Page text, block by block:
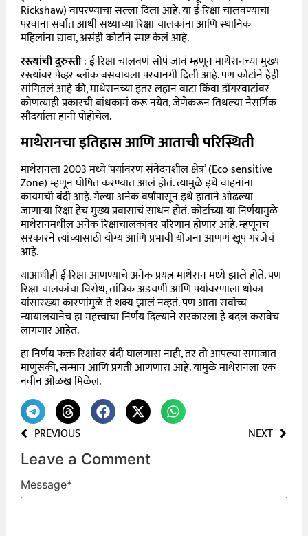
Rickshaw) वापरण्याचा सल्ला दिला आहे. या ई-रिक्षा चालवण्याचा
परवाना सर्वात आधी सध्याच्या रिक्षा चालकांना आणि स्थानिक
महिलांना द्यावा, असंही कोर्टाने स्पष्ट केलं आहे.
रस्त्यांची दुरुस्ती: ई-रिक्षा चालवणं सोपं जावं म्हणून माथेरानच्या मुख्य
रस्त्यांवर पेव्हर ब्लॉक बसवायला परवानगी दिली आहे. पण कोर्टाने हेही
सांगितलं आहे की, माथेरानच्या इतर लहान वाटा किंवा डोंगरवाटांवर
कोणत्याही प्रकारची बांधकामं करू नयेत, जेणेकरून तिथल्या नैसर्गिक
सौंदर्याला हानी पोहोचेल.
माथेरानचा इतिहास आणि आताची परिस्थिती
माथेरानला 2003 मध्ये ‘पर्यावरण संवेदनशील क्षेत्र’ (Eco-sensitive
Zone) म्हणून घोषित करण्यात आलं होतं. त्यामुळे इथे वाहनांना
कायमची बंदी आहे. गेल्या अनेक वर्षांपासून इथे हाताने ओढल्या
जाणाऱ्या रिक्षा हेच मुख्य प्रवासाचं साधन होतं. कोर्टाच्या या निर्णयामुळे
माथेरानमधील अनेक रिक्षाचालकांवर परिणाम होणार आहे. म्हणूनच
सरकारने त्यांच्यासाठी योग्य आणि प्रभावी योजना आणणं खूप गरजेचं
आहे.
याआधीही ई-रिक्षा आणण्याचे अनेक प्रयत्न माथेरान मध्ये झाले होते. पण
रिक्षा चालकांचा विरोध, तांत्रिक अडचणी आणि पर्यावरणाला धोका
यांसारख्या कारणांमुळे ते शक्य झालं नव्हतं. पण आता सर्वोच्च
न्यायालयानेच हा महत्त्वाचा निर्णय दिल्याने सरकारला हे बदल करावेच
लागणार आहेत.
हा निर्णय फक्त रिक्षांवर बंदी घालणारा नाही, तर तो आपल्या समाजात
माणुसकी, सन्मान आणि प्रगती आणणारा आहे. यामुळे माथेरानला एक
नवीन ओळख मिळेल.
PREVIOUS NEXT
Leave a Comment
Message*